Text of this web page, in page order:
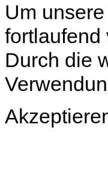
Um
fortlaufend
Durch die